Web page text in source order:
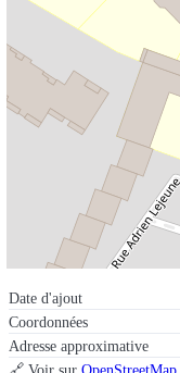
Date d'ajout
Coordonnées
Adresse approximative
🔗 Voir surOpenStreetMap